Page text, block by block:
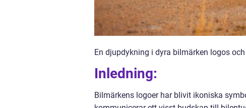
En djupdykning i dyra bilmärken logos
Inledning:
Bilmärkens logoer har blivit ikoniska